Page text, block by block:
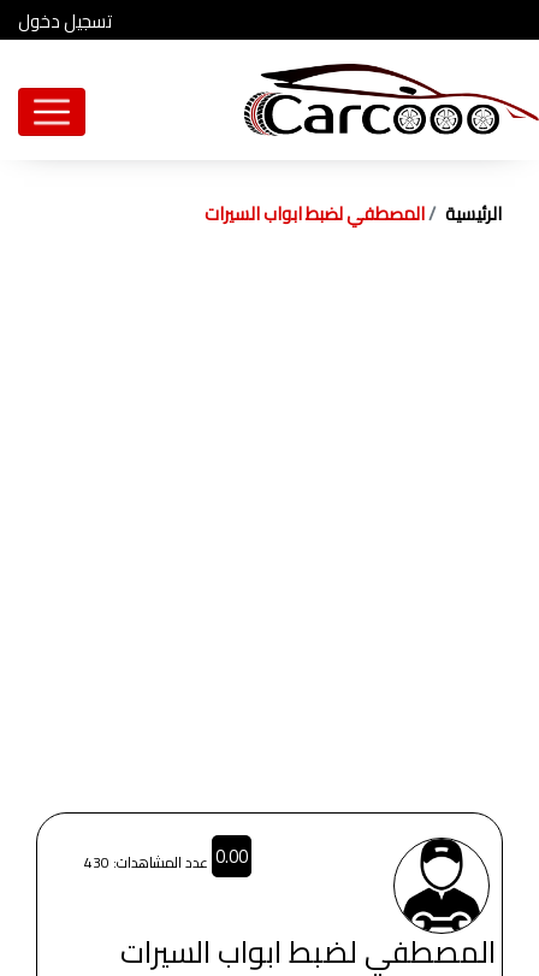
تسجيل دخول
الرئيسية المصطفي لضبط ابواب السيرات
المصطفي لضبط ابواب السيرات
0.00 عدد المشاهدات: 430